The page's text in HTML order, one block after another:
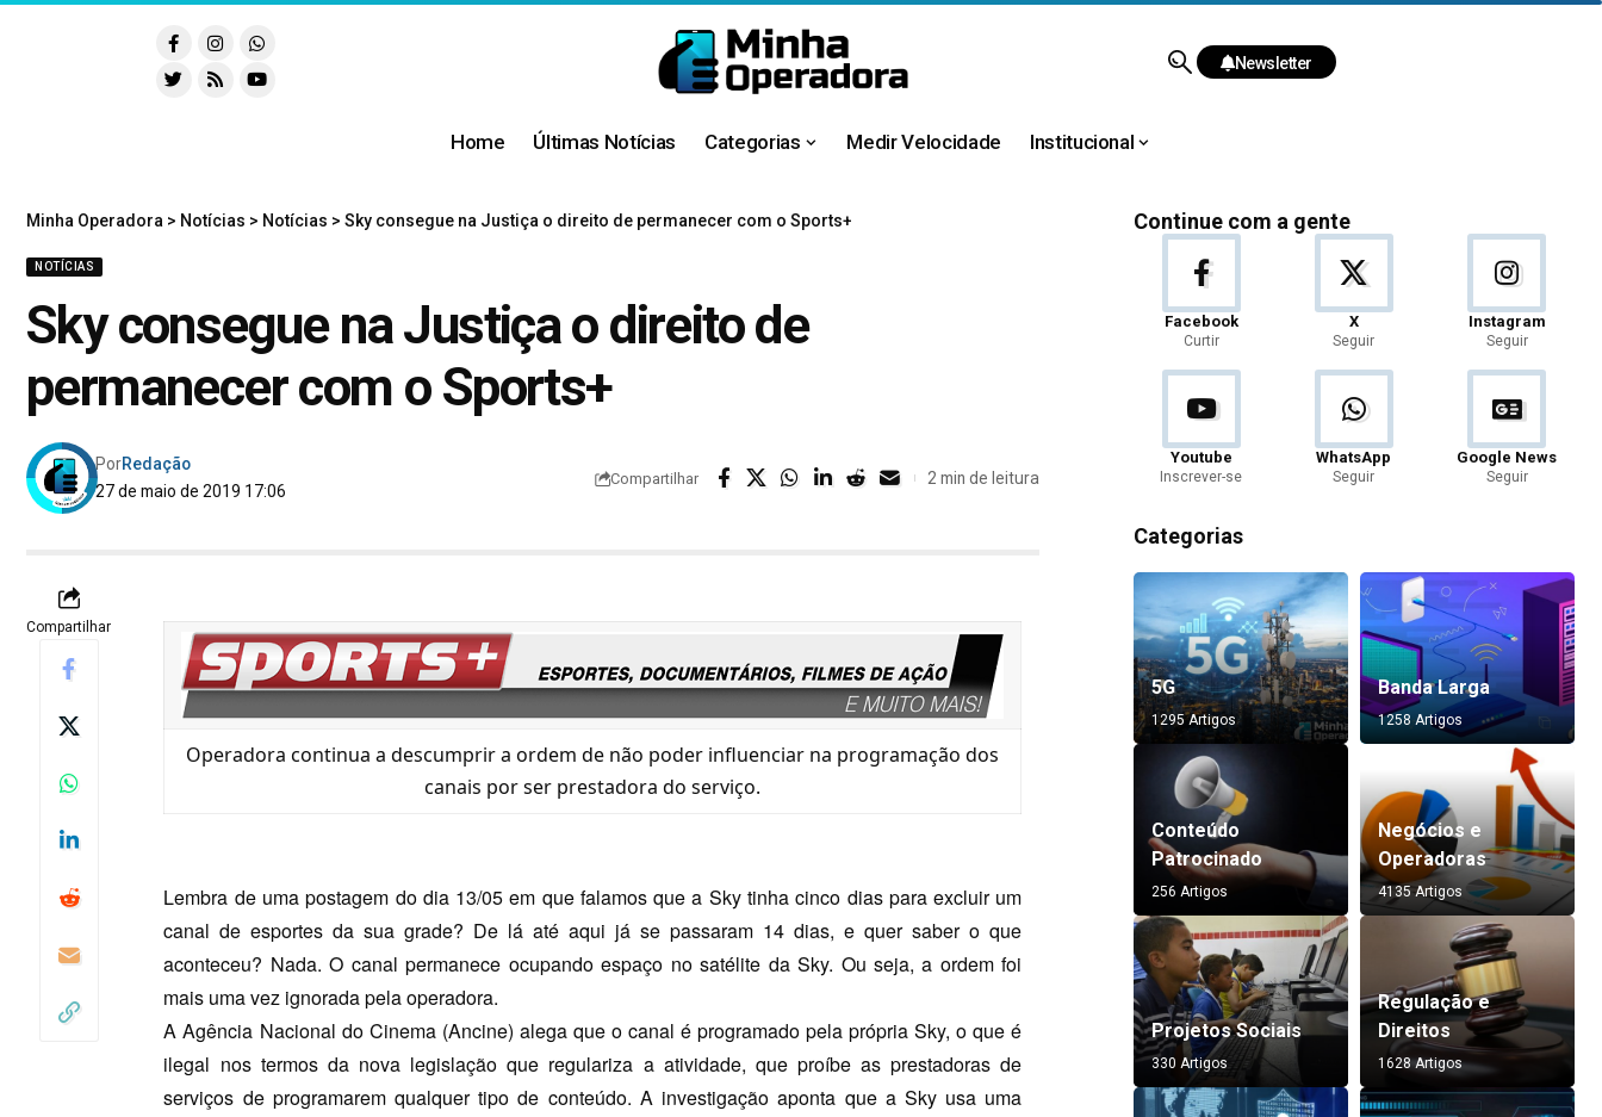
Newsletter
Home Últimas Notícias Categorias Medir Velocidade Institucional
Minha Operadora > Notícias > Notícias > Sky consegue na Justiça o direito de permanecer com o Sports+
NOTÍCIAS
Sky consegue na Justiça o direito de
permanecer com o Sports+
27 de maio de 2019 17:06
PorRedação
Compartilhar 2 min de leitura
Compartilhar
Operadora continua a descumprir a ordem de não poder influenciar na programação dos
canais por ser prestadora do serviço.
Lembra de uma postagem do dia 13/05 em que falamos que a Sky tinha cinco dias para excluir um
canal de esportes da sua grade? De lá até aqui já se passaram 14 dias, e quer saber o que
aconteceu? Nada. O canal permanece ocupando espaço no satélite da Sky. Ou seja, a ordem foi
mais uma vez ignorada pela operadora.
A Agência Nacional do Cinema (Ancine) alega que o canal é programado pela própria Sky, o que é
ilegal nos termos da nova legislação que regulariza a atividade, que proíbe as prestadoras de
serviços de programarem qualquer tipo de conteúdo. A investigação aponta que a Sky usa uma
Continue com a gente
Facebook
Curtir
X
Seguir
Instagram
Seguir
Youtube
Inscrever-se
WhatsApp
Seguir
Google News
Seguir
Categorias
5G
1295 Artigos
Banda Larga
1258 Artigos
Conteúdo
Patrocinado
256 Artigos
Negócios e
Operadoras
4135 Artigos
Projetos Sociais
330 Artigos
Regulação e
Direitos
1628 Artigos